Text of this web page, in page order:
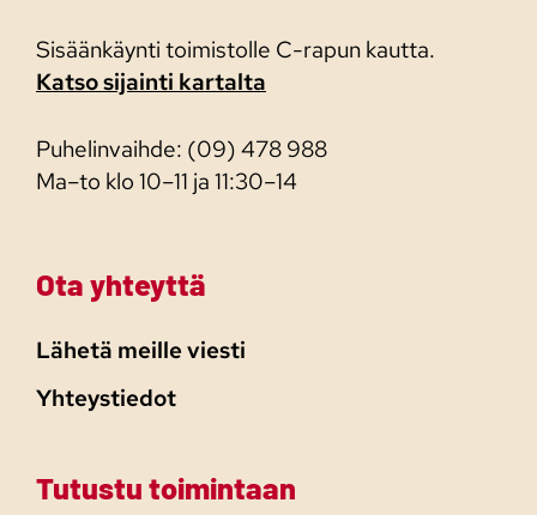
Sisäänkäynti toimistolle C-rapun kautta.
Katso sijainti kartalta
Puhelinvaihde: (09) 478 988
Ma–to klo 10–11 ja 11:30–14
Ota yhteyttä
Lähetä meille viesti
Yhteystiedot
Tutustu toimintaan